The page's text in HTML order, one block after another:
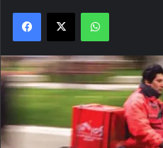
Facebook
X WhatsApp